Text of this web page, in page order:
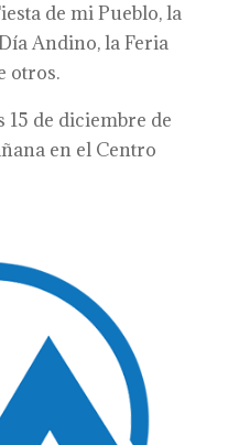
de mi Pueblo, la
Andino, la Feria
otros.
15 de diciembre de
en el Centro